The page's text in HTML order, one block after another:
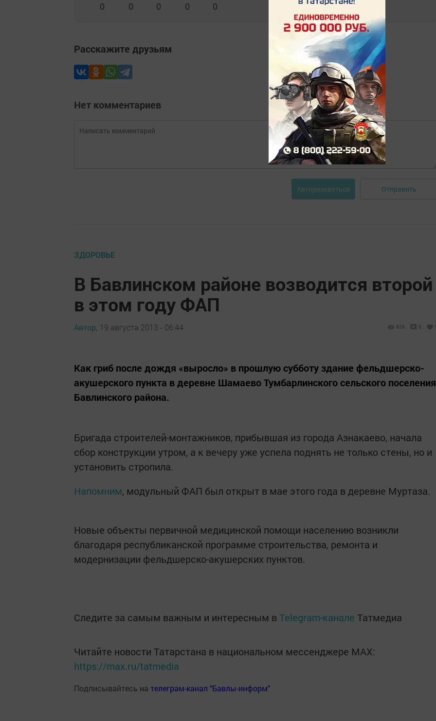
0 0 0 0 0
Расскажите друзьям
Нет комментариев
Авторизоваться Отправить
ЗДОРОВЬЕ
В Бавлинском районе возводится второй
в этом году ФАП
Автор, 19 августа 2013 - 06:44 826 0
Как гриб после дождя «выросло» в прошлую субботу здание фельдшерско-
акушерского пункта в деревне Шамаево Тумбарлинского сельского поселения
Бавлинского района.
Бригада строителей-монтажников, прибывшая из города Азнакаево, начала
сбор конструкции утром, а к вечеру уже успела поднять не только стены, но и
установить стропила.
Напомним, модульный ФАП был открыт в мае этого года в деревне Муртаза.
Новые объекты первичной медицинской помощи населению возникли
благодаря республиканской программе строительства, ремонта и
модернизации фельдшерско-акушерских пунктов.
Следите за самым важным и интересным в Telegram-канале Татмедиа
Читайте новости Татарстана в национальном мессенджере MАХ:
https://max.ru/tatmedia
Подписывайтесь на телеграм-канал "Бавлы-информ"